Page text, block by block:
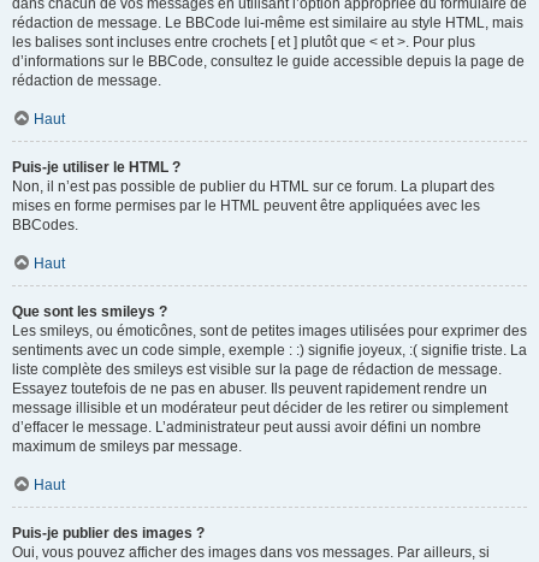
dans chacun de vos messages en utilisant l’option appropriée du formulaire de
rédaction de message. Le BBCode lui-même est similaire au style HTML, mais
les balises sont incluses entre crochets [ et ] plutôt que < et >. Pour plus
d’informations sur le BBCode, consultez le guide accessible depuis la page de
rédaction de message.
Haut
Puis-je utiliser le HTML ?
Non, il n’est pas possible de publier du HTML sur ce forum. La plupart des
mises en forme permises par le HTML peuvent être appliquées avec les
BBCodes.
Haut
Que sont les smileys ?
Les smileys, ou émoticônes, sont de petites images utilisées pour exprimer des
sentiments avec un code simple, exemple : :) signifie joyeux, :( signifie triste. La
liste complète des smileys est visible sur la page de rédaction de message.
Essayez toutefois de ne pas en abuser. Ils peuvent rapidement rendre un
message illisible et un modérateur peut décider de les retirer ou simplement
d’effacer le message. L’administrateur peut aussi avoir défini un nombre
maximum de smileys par message.
Haut
Puis-je publier des images ?
Oui, vous pouvez afficher des images dans vos messages. Par ailleurs, si